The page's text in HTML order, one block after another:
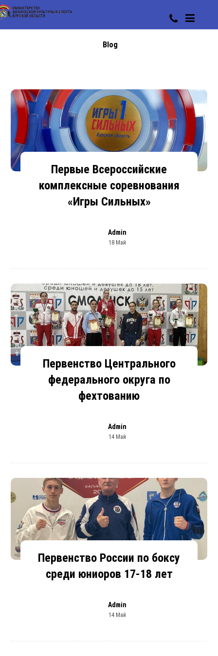
Blog
Первые Всероссийские
комплексные соревнования
«Игры Сильных»
Admin
18 Май
Первенство Центрального
федерального округа по
фехтованию
Admin
14 Май
Первенство России по боксу
среди юниоров 17-18 лет
Admin
14 Май